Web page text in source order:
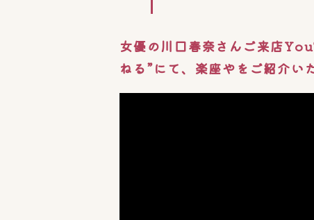
女優の川口春奈さんご来店
ねる”にて、楽座やをご紹介い